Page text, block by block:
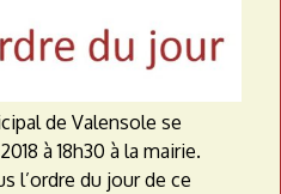
de Valensole se
à 18h30 à la mairie.
l’ordre du jour de ce